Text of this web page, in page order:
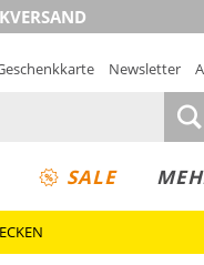
Newsletter
SALE